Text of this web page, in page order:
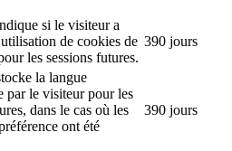
si le visiteur a
de cookies de
les sessions futures.
390 jours
la langue
par le visiteur pour les
dans le cas où les
ont été
390 jours